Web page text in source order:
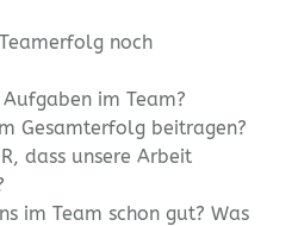
noch
im Team?
Gesamterfolg beitragen?
dass unsere Arbeit
im Team schon gut? Was